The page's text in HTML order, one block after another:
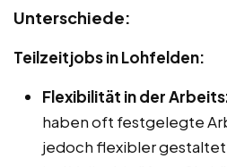
Unterschiede:
Teilzeitjobs in Lohfelden:
Flexibilität in der
haben oft festgelegte
jedoch flexibler